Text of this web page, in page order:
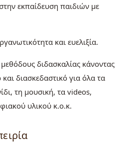
εκπαίδευση παιδιών με
και ευελιξία.
διδασκαλίας κάνοντας
διασκεδαστικό για όλα τα
τη μουσική, τα videos,
υλικού κ.ο.κ.